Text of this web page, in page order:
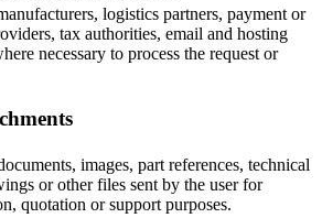
logistics partners, payment or
tax authorities, email and hosting
necessary to process the request or
images, part references, technical
or other files sent by the user for
quotation or support purposes.